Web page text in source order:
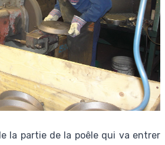
la partie de la poêle qui va entrer